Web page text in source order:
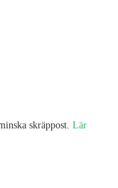
skräppost. Lär